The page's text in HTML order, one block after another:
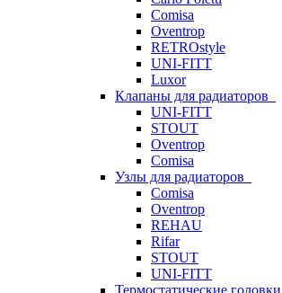
Comisa
Oventrop
RETROstyle
UNI-FITT
Luxor
Клапаны для радиаторов
UNI-FITT
STOUT
Oventrop
Comisa
Узлы для радиаторов
Comisa
Oventrop
REHAU
Rifar
STOUT
UNI-FITT
Термостатические головки